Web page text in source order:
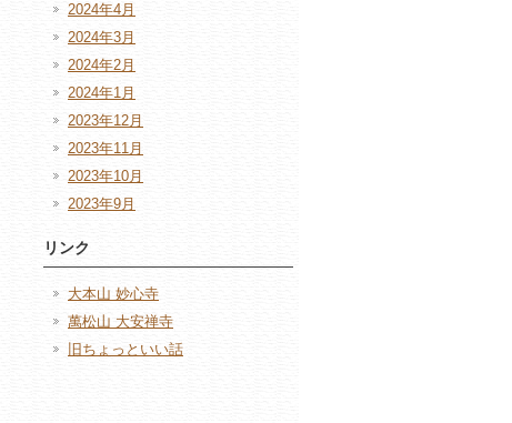
2024年4月
2024年3月
2024年2月
2024年1月
2023年12月
2023年11月
2023年10月
2023年9月
リンク
大本山 妙心寺
萬松山 大安禅寺
旧ちょっといい話